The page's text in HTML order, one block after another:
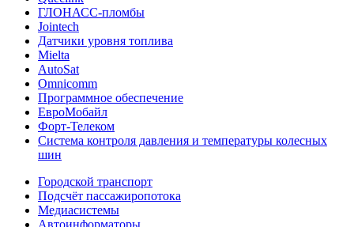
ГЛОНАСС-пломбы
Jointech
Датчики уровня топлива
Mielta
AutoSat
Omnicomm
Программное обеспечение
ЕвроМобайл
Форт-Телеком
Система контроля давления и температуры колесных
шин
Городской транспорт
Подсчёт пассажиропотока
Медиасистемы